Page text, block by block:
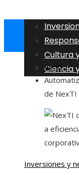
Cultura
Ciencia
Inicio
de NexTI
Inversiones y